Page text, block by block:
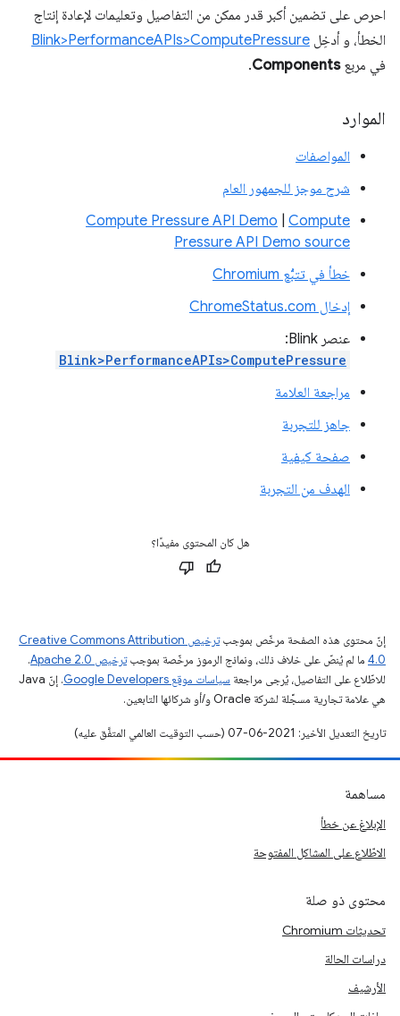
احرص على تضمين أكبر قدر ممكن من التفاصيل وتعليمات لإعادة إنتاج
الخطأ، و أدخِل Blink>PerformanceAPIs>ComputePressure
في مربعComponents
.
الموارد
المواصفات
شرح موجز للجمهور العام
Compute Pressure API Demo
Compute
Pressure API Demo source
خطأ في تتبُّع Chromium
إدخال ChromeStatus.com
عنصر Blink:
Blink>PerformanceAPIs>ComputePressure
مراجعة العلامة
جاهز للتجربة
صفحة كيفية
الهدف من التجربة
هل كان المحتوى مفيدًا؟
إنّ محتوى هذه الصفحة مرخّص بموجب
ترخيص Creative Commons Attribution
4.0‏ ما لم يُنصّ على خلاف ذلك، ونماذج الرموز مرخّصة بموجبترخيص Apache 2.0‏
.
للاطّلاع على التفاصيل، يُرجى مراجعة سياسات موقع Google Developers‏
. إنّ Java
هي علامة تجارية مسجَّلة لشركة Oracle و/أو شركائها التابعين.
تاريخ التعديل الأخير: 2021-06-07 (حسب التوقيت العالمي المتفَّق عليه)
مساهمة
الإبلاغ عن خطأ
الاطّلاع على المشاكل المفتوحة
محتوى ذو صلة
تحديثات Chromium
دراسات الحالة
الأرشيف